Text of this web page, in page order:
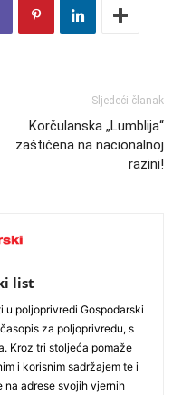
Sljedeći članak
Korčulanska „Lumblija“
zaštićena na nacionalnoj
razini!
list
u poljoprivredi Gospodarski
za poljoprivredu, s
Kroz tri stoljeća pomaže
i korisnim sadržajem te i
na adrese svojih vjernih